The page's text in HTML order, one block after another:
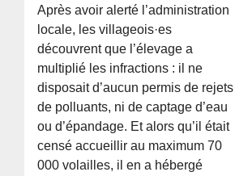
Après avoir alerté l’administration
locale, les villageois·es
découvrent que l’élevage a
multiplié les infractions : il ne
disposait d’aucun permis de rejets
de polluants, ni de captage d’eau
ou d’épandage. Et alors qu’il était
censé accueillir au maximum 70
000 volailles, il en a hébergé